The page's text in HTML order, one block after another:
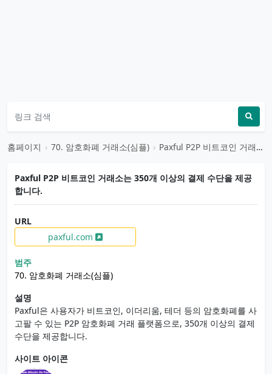
홈페이지 › 70. 암호화폐 거래소(심플) › Paxful P2P 비트코인 ​​거래소는 350개 이상의 결제 수단을 제공합니다.
Paxful P2P 비트코인 ​​거래소는 350개 이상의 결제 수단을 제공
합니다.
URL
paxful.com
범주
70. 암호화폐 거래소(심플)
설명
Paxful은 사용자가 비트코인, 이더리움, 테더 등의 암호화폐를 사
고팔 수 있는 P2P 암호화폐 거래 플랫폼으로, 350개 이상의 결제
수단을 제공합니다.
사이트 아이콘